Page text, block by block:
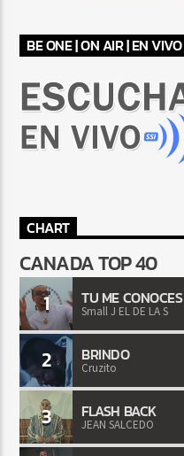
BE ONE | ON AIR | EN VIVO
CHART
CANADA TOP 40
1 TU ME CONOCES
Small J EL DE LA S
2 BRINDO
Cruzito
3 FLASH BACK
JEAN SALCEDO